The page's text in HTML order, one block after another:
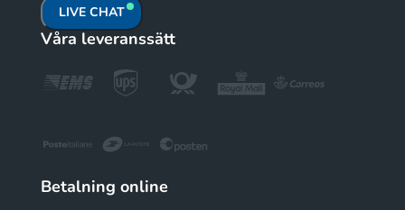
LIVE CHAT
Våra leveranssätt
Betalning online